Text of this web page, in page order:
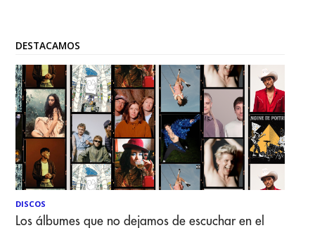
DESTACAMOS
DISCOS
Los álbumes que no dejamos de escuchar en el